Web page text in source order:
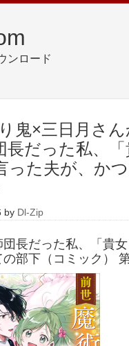
ンロード
鬼×三日月さ
長だった私、
った夫が、か
by Dl-Zip
長だった私、「貴
の部下（コミック）